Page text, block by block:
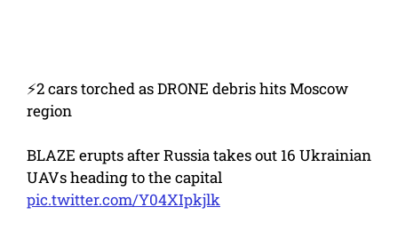
⚡️2 cars torched as DRONE debris hits Moscow
region
BLAZE erupts after Russia takes out 16 Ukrainian
UAVs heading to the capital
pic.twitter.com/Y04XIpkjlk